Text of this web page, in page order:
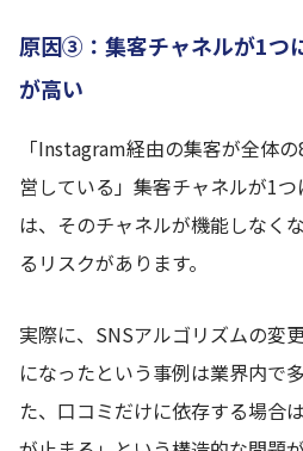
原因③：集客チャネルが1つ
が高い
「Instagram経由の集客が全体
営している」――集客チャネルが1
は、そのチャネルが機能しなく
るリスクがあります。
実際に、SNSアルゴリズムの変
になったという事例は業界内で
た、口コミだけに依存する場合